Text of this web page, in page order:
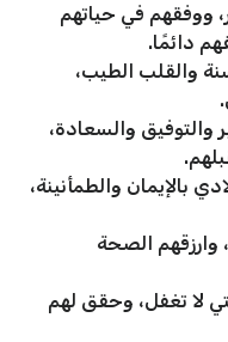
ووفقهم في حياتهم
دائمًا.
والقلب الطيب،
والتوفيق والسعادة،
بالإيمان والطمأنينة،
وارزقهم الصحة
لا تغفل، وحقق لهم